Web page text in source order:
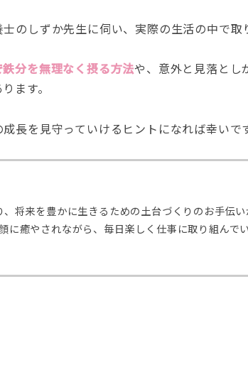
のしずか先生に伺い、実際の生活の中で取
分を無理なく摂る方法や、意外と見落とし
ます。
長を見守っていけるヒントになれば幸いで
将来を豊かに生きるための土台づくりのお手伝
に癒やされながら、毎日楽しく仕事に取り組んで